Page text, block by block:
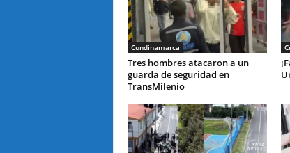
Cundinamarca
Tres hombres atacaron a un
guarda de seguridad en
TransMilenio